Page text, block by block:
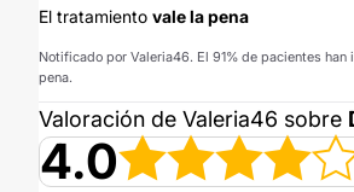
El tratamiento vale la pena
Notificado por Valeria46. El 91% de pacientes han
pena.
Valoración de Valeria46 sobre
4.0